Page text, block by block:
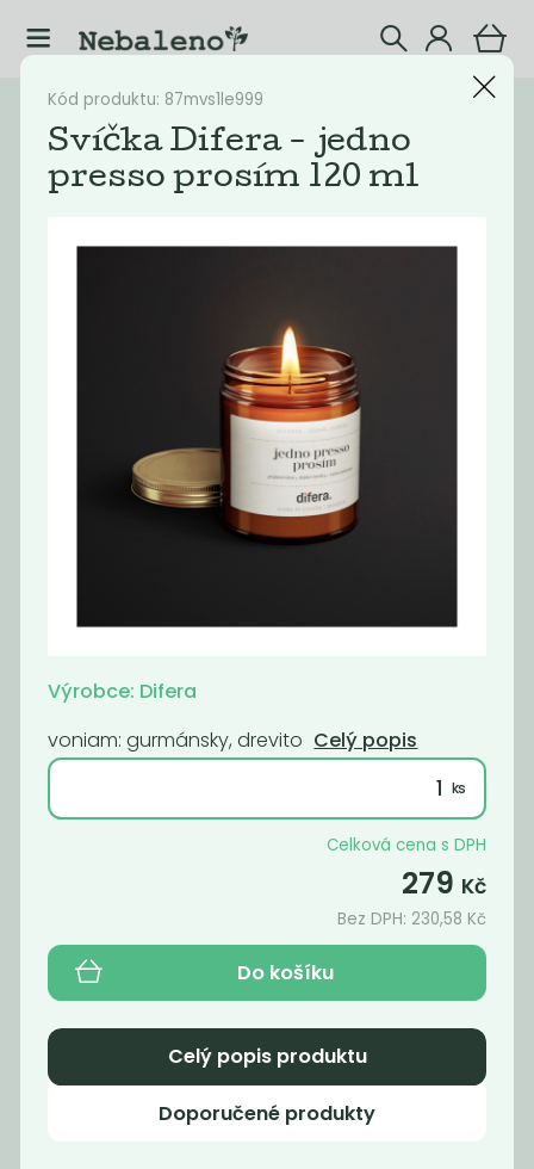
Katalog Eshop
Filtrovat produkty
sody lavandin
229
Deodorant bez
sody lemongras
sody pink
229Kč
Kód produktu: 87mvs1le999
Svíčka Difera - jedno
presso prosím 120 ml
Výrobce: Difera
voniam: gurmánsky, drevito Celý popis
Celková cena s DPH
279 Kč
Bez DPH: 230,58 Kč
Do košíku
Celý popis produktu
Doporučené produkty